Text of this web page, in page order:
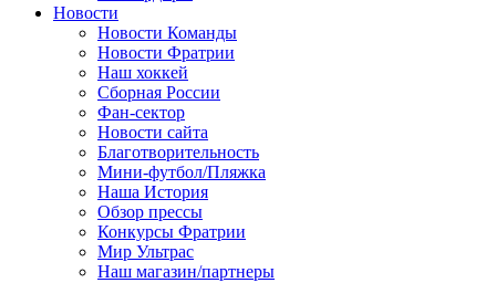
Новости
Новости Команды
Новости Фратрии
Наш хоккей
Сборная России
Фан-cектор
Новости сайта
Благотворительность
Мини-футбол/Пляжка
Наша История
Обзор прессы
Конкурсы Фратрии
Мир Ультрас
Наш магазин/партнеры